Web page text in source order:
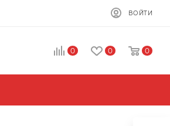
ВОЙТИ
0 0 0